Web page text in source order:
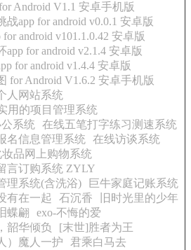
Android V1.1 安卓手机版
战app for android v0.0.1 安卓版
android v101.1.0.42 安卓版
app for android v2.1.4 安卓版
for android v1.4.4 安卓版
for Android V1.6.2 安卓手机版
人网站系统
用的项目管理系统
系统
在线五笔打字练习测速系统
名信息管理系统
在线访谈系统
妆品网上购物系统
言订购系统 ZYLY
理系统(含洗浴)
巨牛家庭记账系统
有在一起
石沉香
旧时光里的少年
蝶翩
exo-不悔的爱
韶华倾负
[末世]胜者为王
）魔人一护
君乘白马去